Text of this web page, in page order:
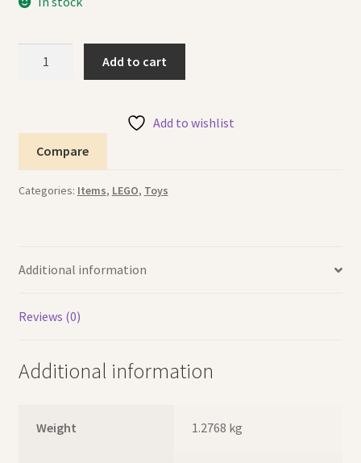
ليغو
صغيرة
quantity
Add to cart
Add to wishlist
Compare
Categories: Items, LEGO, Toys
Additional information
Reviews (0)
Additional information
Weight 1.2768 kg